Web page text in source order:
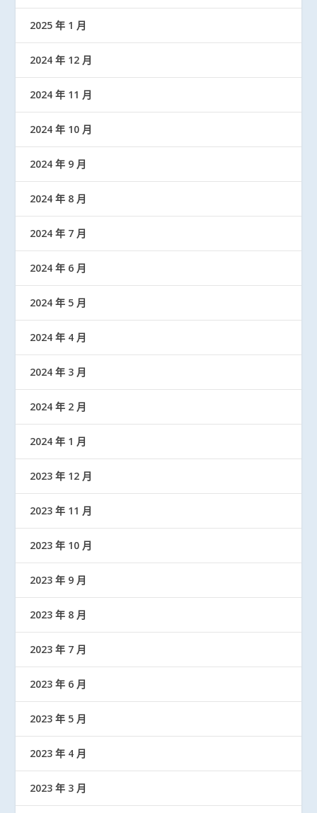
2025 年 1 月
2024 年 12 月
2024 年 11 月
2024 年 10 月
2024 年 9 月
2024 年 8 月
2024 年 7 月
2024 年 6 月
2024 年 5 月
2024 年 4 月
2024 年 3 月
2024 年 2 月
2024 年 1 月
2023 年 12 月
2023 年 11 月
2023 年 10 月
2023 年 9 月
2023 年 8 月
2023 年 7 月
2023 年 6 月
2023 年 5 月
2023 年 4 月
2023 年 3 月